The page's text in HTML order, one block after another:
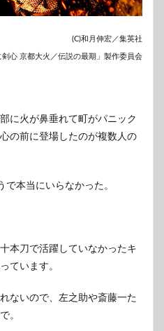
(C)和月伸宏／集英社
剣心 京都大火／伝説の最期」製作委員会
に火が鼻垂れて町がパニック
の前に登場したのが複数人の
で本当にいらなかった。
本刀で活躍していなかったキ
ています。
ないので、左之助や斎藤一た
。